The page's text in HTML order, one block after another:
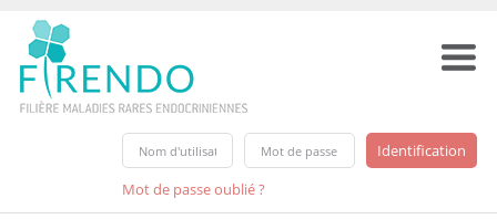
Mot de passe oublié ?